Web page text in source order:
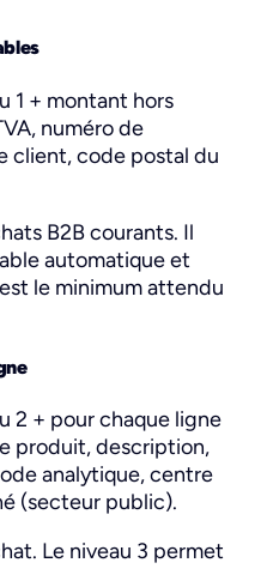
1 + montant hors
numéro de
client, code postal du
B2B courants. Il
automatique et
le minimum attendu
2 + pour chaque ligne
produit, description,
analytique, centre
(secteur public).
Le niveau 3 permet